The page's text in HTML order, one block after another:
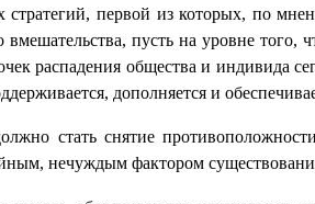
стратегий, первой из которых, по
пусть на уровне
распадения общества и
дополняется и
стать снятие
нечуждым фактором